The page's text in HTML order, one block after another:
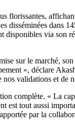
florissantes,
disséminées dans
disponibles via son
sur le marché,
», déclare
validations et de
complète. « La
est tout aussi
par la